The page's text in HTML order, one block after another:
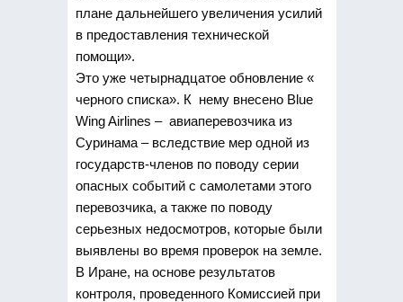
плане дальнейшего увеличения усилий
в предоставления технической
помощи».
Это уже четырнадцатое обновление «
черного списка». К нему внесено Blue
Wing Airlines – авиаперевозчика из
Суринама – вследствие мер одной из
государств-членов по поводу серии
опасных событий с самолетами этого
перевозчика, а также по поводу
серьезных недосмотров, которые были
выявлены во время проверок на земле.
В Иране, на основе результатов
контроля, проведенного Комиссией при